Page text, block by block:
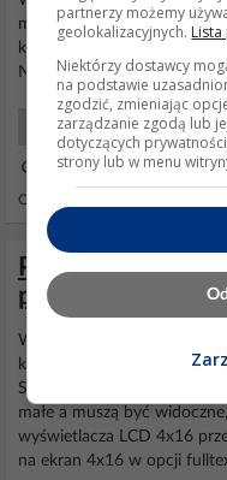
ma wewnętrzny zegar
kwarcowego którego
Nie można sugerować się
Energia Odnawialna
14 Wrz 2018 20:15
Odpowiedzi: 10 Wyświetleń:
Przekształcenie
problem, brak
Witam! Jak w temacie,
końcowym
mi
Sequence, i nie było by
małe a muszą być
wyświetlacza LCD 4x16
na ekran 4x16 w opcji
partnerzy możemy
geolokalizacyjnych.
Niektórzy dostawcy
na podstawie
zgodzić, zmieniając
zarządzanie zgodą lub
dotyczących
strony lub w menu